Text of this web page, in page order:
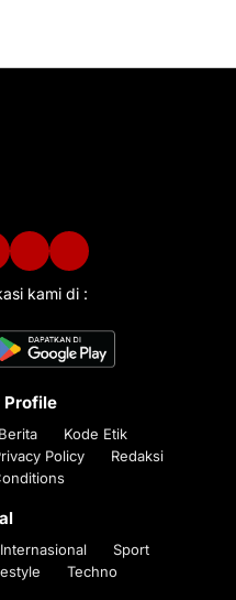
kami di :
Profile
Kode Etik
Policy
Redaksi
Internasional
Sport
Techno